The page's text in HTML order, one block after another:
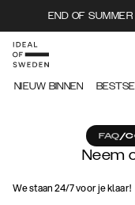
END OF
NIEUW BINNEN
FAQ/
Neem
We staan 24/7 voor je klaar!